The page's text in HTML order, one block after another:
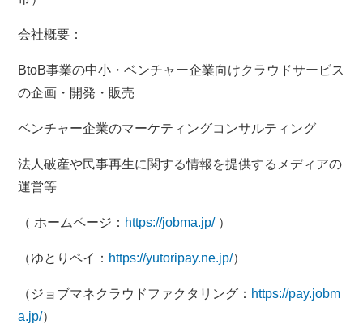
会社概要：
BtoB事業の中小・ベンチャー企業向けクラウドサービス
の企画・開発・販売
ベンチャー企業のマーケティングコンサルティング
法人破産や民事再生に関する情報を提供するメディアの
運営等
（ ホームページ： https://jobma.jp/）
（ゆとりペイ： https://yutoripay.ne.jp/）
（ジョブマネクラウドファクタリング： https://pay.jobm
a.jp/）